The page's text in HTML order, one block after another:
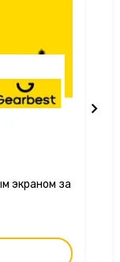
экраном за